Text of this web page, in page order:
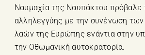
Ναυμαχία της Ναυπάκτου πρόβαλε
αλληλεγγύης με την συνένωση των
λαών της Ευρώπης ενάντια στην
την Οθωμανική αυτοκρατορία.